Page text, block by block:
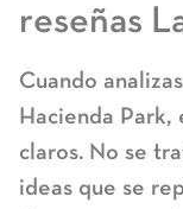
reseñas
Cuando
Hacienda Park,
claros. No se
ideas que se